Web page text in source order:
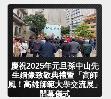
慶祝2025年元旦孫中山先
生銅像致敬典禮暨「高師
風！高雄師範大學交流展」
開幕儀式